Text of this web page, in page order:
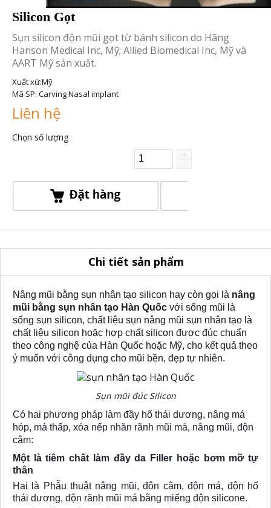
Silicon Gọt
Sụn silicon độn mũi gọt từ bánh silicon do Hãng
Hanson Medical Inc, Mỹ; Allied Biomedical Inc, Mỹ và
AART Mỹ sản xuất.
Xuất xứ:Mỹ
Mã SP: Carving Nasal implant
Liên hệ
Chọn số lượng
-
+
Chi tiết sản phẩm
Nâng mũi bằng sụn nhân tạo silicon hay còn gọi là nâng
mũi bằng sụn nhân tạo Hàn Quốc với sống mũi là
sống sụn silicon, chất liệu sụn nâng mũi sụn nhân tạo là
chất liệu silicon hoặc hợp chất silicon được đúc chuẩn
theo công nghệ của Hàn Quốc hoặc Mỹ, cho kết quả theo
ý muốn với công dụng cho mũi bền, đẹp tự nhiên.
Sụn mũi đúc Silicon
Có hai phương pháp làm đầy hố thái dương, nâng má
hóp, má thấp, xóa nếp nhăn rãnh mũi má, nâng mũi, độn
cằm:
Một là tiêm chất làm đầy da Filler hoặc bơm mỡ tự
thân
Hai là Phẫu thuật nâng mũi, độn cằm, độn má, độn hố
thái dương, độn rãnh mũi má bằng miếng độn silicone.